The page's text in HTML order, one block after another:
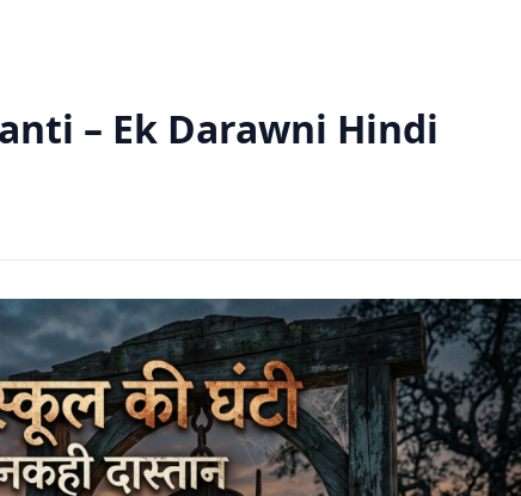
– Ek Darawni Hindi